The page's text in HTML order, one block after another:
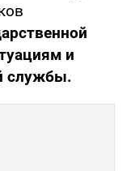
и
службы.